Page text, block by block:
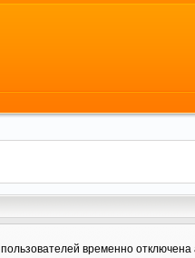
временно